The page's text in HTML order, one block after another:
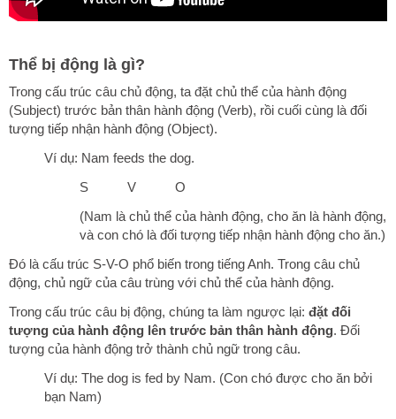
Thể bị động là gì?
Trong cấu trúc câu chủ động, ta đặt chủ thể của hành động
(Subject) trước bản thân hành động (Verb), rồi cuối cùng là đối
tượng tiếp nhận hành động (Object).
Ví dụ: Nam feeds the dog.
S V O
(Nam là chủ thể của hành động, cho ăn là hành động,
và con chó là đối tượng tiếp nhận hành động cho ăn.)
Đó là cấu trúc S-V-O phổ biến trong tiếng Anh. Trong câu chủ
động, chủ ngữ của câu trùng với chủ thể của hành động.
Trong cấu trúc câu bị động, chúng ta làm ngược lại: đặt đối
tượng của hành động lên trước bản thân hành động. Đối
tượng của hành động trở thành chủ ngữ trong câu.
Ví dụ: The dog is fed by Nam. (Con chó được cho ăn bởi
bạn Nam)